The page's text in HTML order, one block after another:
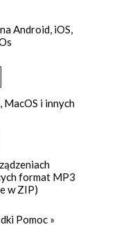
Android, iOS,
MacOS i innych
format MP3
w ZIP)
Pomoc »